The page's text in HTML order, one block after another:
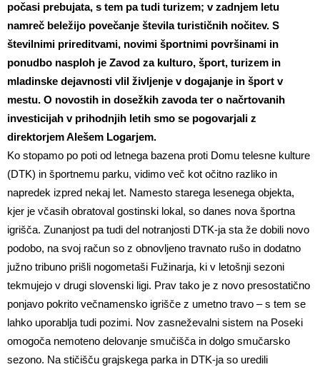
počasi prebujata, s tem pa tudi turizem; v zadnjem letu
namreč beležijo povečanje števila turističnih nočitev. S
številnimi prireditvami, novimi športnimi površinami in
ponudbo nasploh je Zavod za kulturo, šport, turizem in
mladinske dejavnosti vlil življenje v dogajanje in šport v
mestu. O novostih in dosežkih zavoda ter o načrtovanih
investicijah v prihodnjih letih smo se pogovarjali z
direktorjem Alešem Logarjem.
Ko stopamo po poti od letnega bazena proti Domu telesne kulture
(DTK) in športnemu parku, vidimo več kot očitno razliko in
napredek izpred nekaj let. Namesto starega lesenega objekta,
kjer je včasih obratoval gostinski lokal, so danes nova športna
igrišča. Zunanjost pa tudi del notranjosti DTK-ja sta že dobili novo
podobo, na svoj račun so z obnovljeno travnato rušo in dodatno
južno tribuno prišli nogometaši Fužinarja, ki v letošnji sezoni
tekmujejo v drugi slovenski ligi. Prav tako je z novo presostatično
ponjavo pokrito večnamensko igrišče z umetno travo – s tem se
lahko uporablja tudi pozimi. Nov zasneževalni sistem na Poseki
omogoča nemoteno delovanje smučišča in dolgo smučarsko
sezono. Na stičišču grajskega parka in DTK-ja so uredili